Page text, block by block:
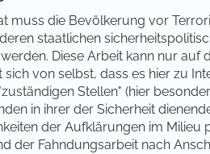
muss die Bevölkerung vor
staatlichen
Diese Arbeit kann nur auf
sich von selbst, dass es hier zu
Stellen" (hier
in ihrer der Sicherheit
der Aufklärungen im Milieu
der Fahndungsarbeit nach